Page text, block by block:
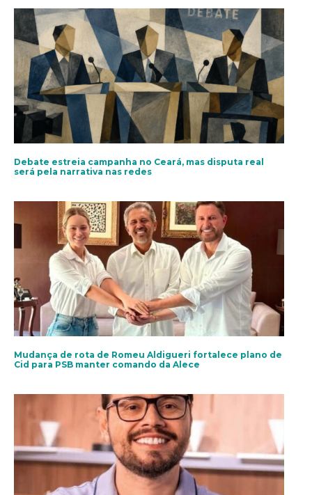
Debate estreia campanha no Ceará, mas disputa real
será pela narrativa nas redes
Mudança de rota de Romeu Aldigueri fortalece plano de
Cid para PSB manter comando da Alece